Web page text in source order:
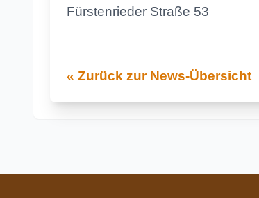
Fürstenrieder Straße 53
« Zurück zur News-Übersicht